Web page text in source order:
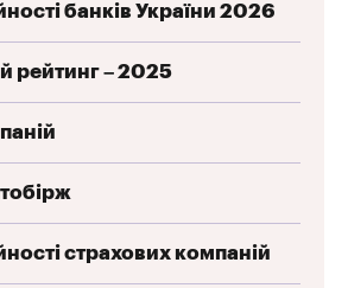
банків України 2026
рейтинг – 2025
страхових компаній